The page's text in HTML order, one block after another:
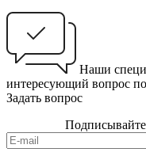
Наши
интересующий вопрос
Задать вопрос